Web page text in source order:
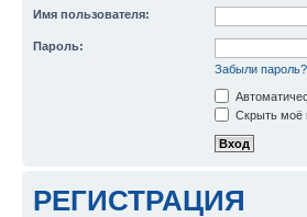
Имя пользователя:
Пароль:
Забыли пароль?
Скрыть моё
РЕГИСТРАЦИЯ